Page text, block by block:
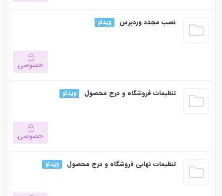
این بخش خصوصی می باشد. برای دسترسی کامل به دروس این
نصب مجدد وردپرس ویدئو
خصوصی
این بخش خصوصی می باشد. برای دسترسی کامل به دروس این
تنظیمات فروشگاه و درج محصول ویدئو
خصوصی
این بخش خصوصی می باشد. برای دسترسی کامل به دروس این
تنظیمات نهایی فروشگاه و درج محصول ویدئو